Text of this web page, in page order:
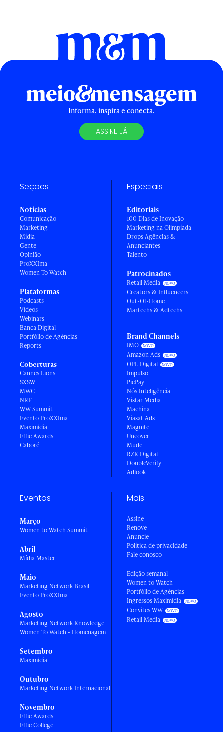
Informa, inspira e conecta.
ASSINE JÁ
Seções
Notícias
Comunicação
Marketing
Mídia
Gente
Opinião
ProXXIma
Women To Watch
Plataformas
Podcasts
Vídeos
Webinars
Banca Digital
Portfólio de Agências
Reports
Coberturas
Cannes Lions
SXSW
MWC
NRF
WW Summit
Evento ProXXIma
Maximídia
Effie Awards
Caboré
Especiais
Editoriais
100 Dias de Inovação
Marketing na Olimpíada
Drops Agências &
Anunciantes
Talento
Patrocinados
Retail Media
Creators & Influencers
Out-Of-Home
Martechs & Adtechs
Brand Channels
IMO
Amazon Ads
OPL Digital
Impulso
PicPay
Nós Inteligência
Vistar Media
Machina
Viasat Ads
Magnite
Uncover
Mude
RZK Digital
DoubleVerify
Adlook
Eventos
Março
Women to Watch Summit
Abril
Mídia Master
Maio
Marketing Network Brasil
Evento ProXXIma
Agosto
Marketing Network Knowledge
Women To Watch - Homenagem
Setembro
Maximídia
Outubro
Marketing Network Internacional
Novembro
Effie Awards
Effie College
Mais
Assine
Renove
Anuncie
Política de privacidade
Fale conosco
Edição semanal
Women to Watch
Portfólio de Agências
Ingressos Maximídia
Convites WW
Retail Media